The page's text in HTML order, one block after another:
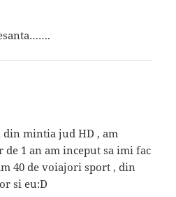
din mintia jud HD , am
de 1 an am inceput sa imi fac
40 de voiajori sport , din
si eu:D